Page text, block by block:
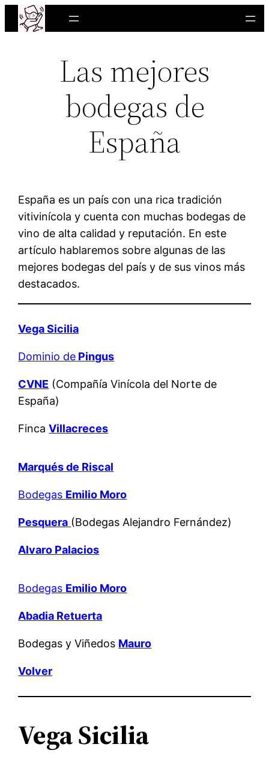
Saltar
al
Las mejores
bodegas de
España
España es un país con una rica tradición
vitivinícola y cuenta con muchas bodegas de
vino de alta calidad y reputación. En este
artículo hablaremos sobre algunas de las
mejores bodegas del país y de sus vinos más
destacados.
Vega Sicilia
Dominio de Pingus
CVNE (Compañía Vinícola del Norte de
España)
FincaVillacreces
Marqués de Riscal
Bodegas Emilio Moro
Pesquera (Bodegas Alejandro Fernández)
Alvaro Palacios
Bodegas Emilio Moro
Abadia Retuerta
Bodegas y Viñedos Mauro
Volver
Vega Sicilia